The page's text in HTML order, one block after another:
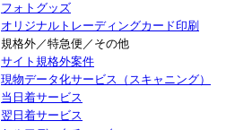
フォトグッズ
オリジナルトレーディングカード印刷
規格外／特急便／その他
サイト規格外案件
現物データ化サービス（スキャニング）
当日着サービス
翌日着サービス